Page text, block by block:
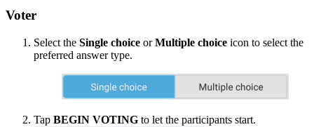
Voter
Select the Single choice orMultiple choice icon to select the
preferred answer type.
Tap BEGIN VOTING to let the participants start.